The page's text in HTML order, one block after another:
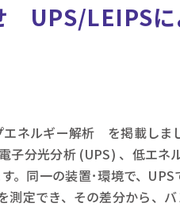
UPS/LEIPS
ネルギー解析 を掲載しま
子分光分析 (UPS) 、低エネ
。同一の装置･環境で、UPS
定でき、その差分から、